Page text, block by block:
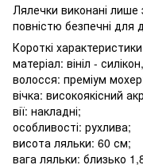
Лялечки виконані лише
повністю безпечні для
Короткі
матеріал: вініл -
волосся: преміум
вічка: високоякісний
вії: накладні;
особливості: рухлива;
висота ляльки: 60 см;
вага ляльки: близько